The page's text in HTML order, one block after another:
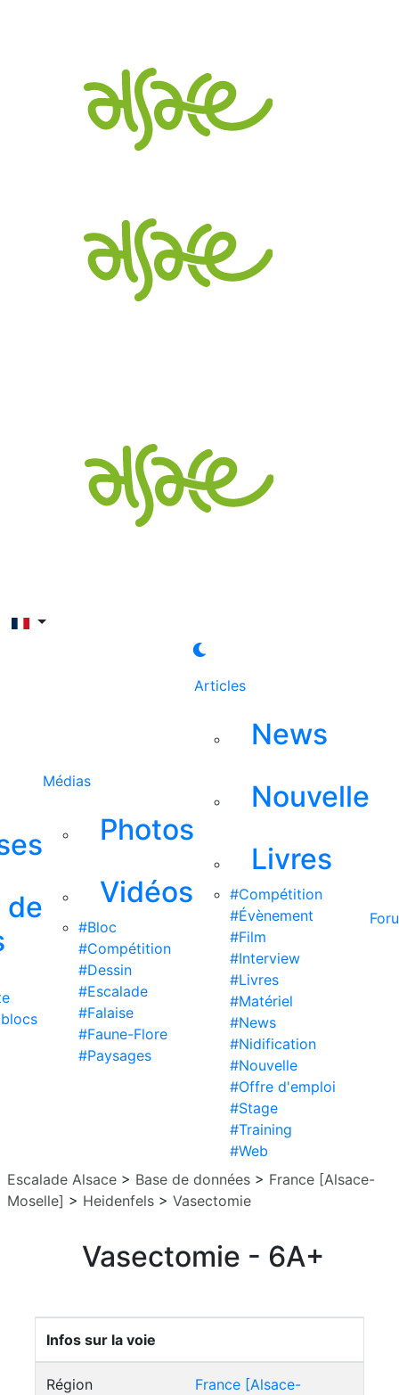
de
Médias
Photos
Vidéos
#Bloc
#Compétition
#Dessin
#Escalade
#Falaise
#Faune-Flore
#Paysages
Articles
News
Nouvelle
Livres
#Compétition
#Évènement
#Film
#Interview
#Livres
#Matériel
#News
#Nidification
#Nouvelle
#Offre d'emploi
#Stage
#Training
#Web
Escalade Alsace > Base de données > France [Alsace-
Moselle] > Heidenfels > Vasectomie
Vasectomie - 6A+
Infos sur la voie
Région
France [Alsace-